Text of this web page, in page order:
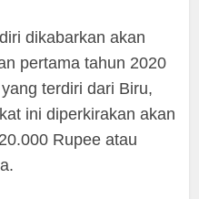
dikabarkan akan
pertama tahun 2020
terdiri dari Biru,
ini diperkirakan akan
Rupee atau